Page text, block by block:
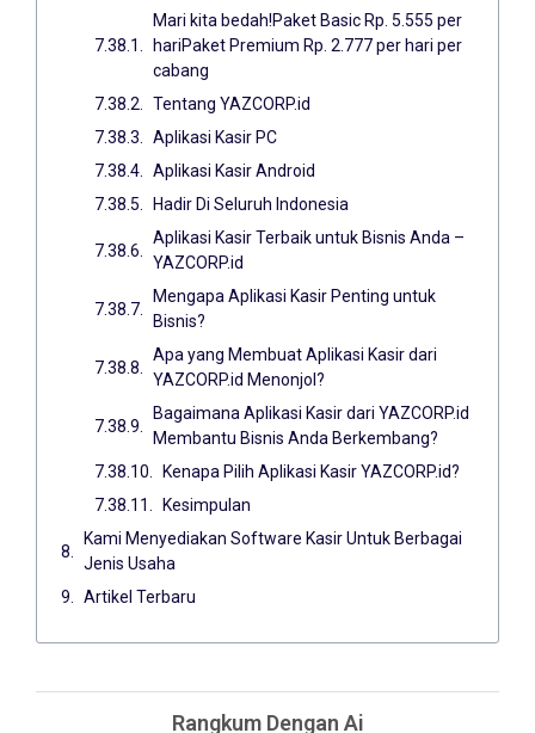
Mari kita bedah!Paket Basic Rp. 5.555 per
hariPaket Premium Rp. 2.777 per hari per
cabang
Tentang YAZCORP.id
Aplikasi Kasir PC
Aplikasi Kasir Android
Hadir Di Seluruh Indonesia
Aplikasi Kasir Terbaik untuk Bisnis Anda –
YAZCORP.id
Mengapa Aplikasi Kasir Penting untuk
Bisnis?
Apa yang Membuat Aplikasi Kasir dari
YAZCORP.id Menonjol?
Bagaimana Aplikasi Kasir dari YAZCORP.id
Membantu Bisnis Anda Berkembang?
Kenapa Pilih Aplikasi Kasir YAZCORP.id?
Kesimpulan
Kami Menyediakan Software Kasir Untuk Berbagai
Jenis Usaha
Artikel Terbaru
Rangkum Dengan Ai